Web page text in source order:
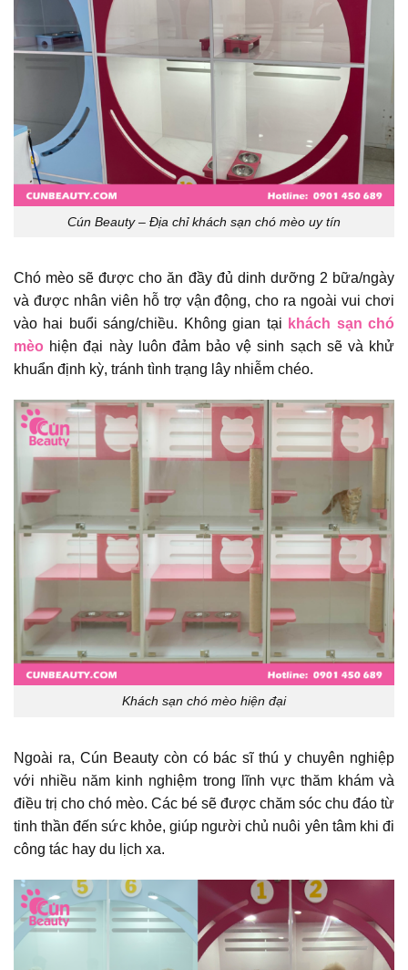
Cún Beauty – Địa chỉ khách sạn chó mèo uy tín
Chó mèo sẽ được cho ăn đầy đủ dinh dưỡng 2 bữa/ngày
và được nhân viên hỗ trợ vận động, cho ra ngoài vui chơi
vào hai buổi sáng/chiều. Không gian tại khách sạn chó
mèo hiện đại này luôn đảm bảo vệ sinh sạch sẽ và khử
khuẩn định kỳ, tránh tình trạng lây nhiễm chéo.
Khách sạn chó mèo hiện đại
Ngoài ra, Cún Beauty còn có bác sĩ thú y chuyên nghiệp
với nhiều năm kinh nghiệm trong lĩnh vực thăm khám và
điều trị cho chó mèo. Các bé sẽ được chăm sóc chu đáo từ
tinh thần đến sức khỏe, giúp người chủ nuôi yên tâm khi đi
công tác hay du lịch xa.